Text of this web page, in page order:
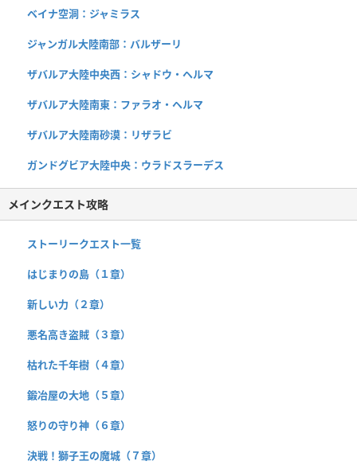
ベイナ空洞：ジャミラス
ジャンガル大陸南部：バルザーリ
ザバルア大陸中央西：シャドウ・ヘルマ
ザバルア大陸南東：ファラオ・ヘルマ
ザバルア大陸南砂漠：リザラビ
ガンドグビア大陸中央：ウラドスラーデス
メインクエスト攻略
ストーリークエスト一覧
はじまりの島（１章）
新しい力（２章）
悪名高き盗賊（３章）
枯れた千年樹（４章）
鍛冶屋の大地（５章）
怒りの守り神（６章）
決戦！獅子王の魔城（７章）